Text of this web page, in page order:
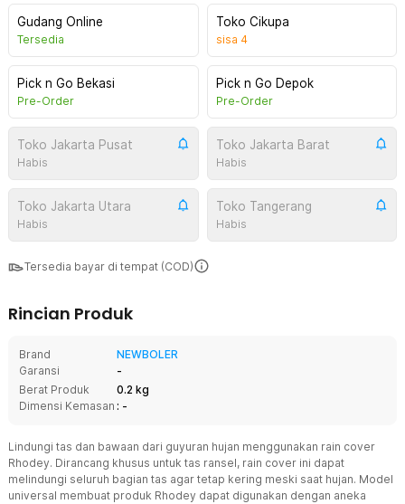
Gudang Online
Tersedia
Toko Cikupa
sisa 4
Pick n Go Bekasi
Pre-Order
Pick n Go Depok
Pre-Order
Toko Jakarta Pusat
Habis
Toko Jakarta Barat
Habis
Toko Jakarta Utara
Habis
Toko Tangerang
Habis
Tersedia bayar di tempat (COD)
Rincian Produk
Brand
NEWBOLER
Garansi
-
Berat Produk
0.2 kg
Dimensi Kemasan : -
Lindungi tas dan bawaan dari guyuran hujan menggunakan rain cover
Rhodey. Dirancang khusus untuk tas ransel, rain cover ini dapat
melindungi seluruh bagian tas agar tetap kering meski saat hujan. Model
universal membuat produk Rhodey dapat digunakan dengan aneka